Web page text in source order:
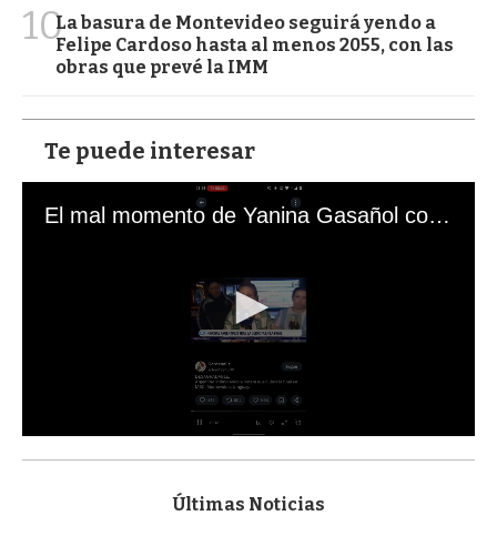
10La basura de Montevideo seguirá yendo a
Felipe Cardoso hasta al menos 2055, con las
obras que prevé la IMM
Te puede interesar
El mal momento de Yanina Gasañol con un hincha argentino en "Subrayado"
s
Últimas Noticias